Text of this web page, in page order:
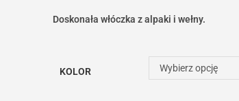
Doskonała włóczka z alpaki i wełny.
KOLOR Wybierz opcję